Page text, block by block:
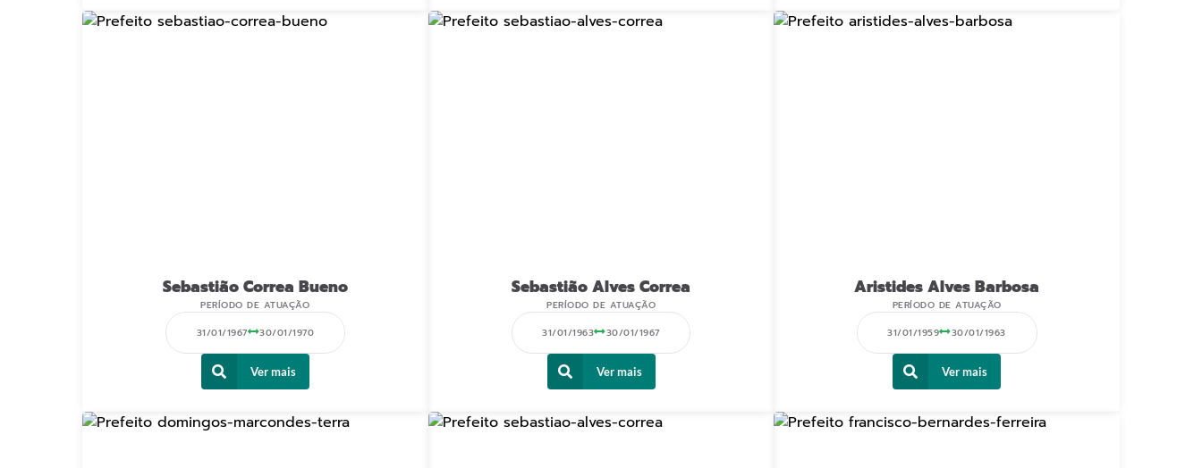
Sebastião Correa Bueno
PERÍODO DE ATUAÇÃO
31/01/1967 30/01/1970
Ver mais
Sebastião Alves Correa
PERÍODO DE ATUAÇÃO
31/01/1963 30/01/1967
Ver mais
Aristides Alves Barbosa
PERÍODO DE ATUAÇÃO
31/01/1959 30/01/1963
Ver mais